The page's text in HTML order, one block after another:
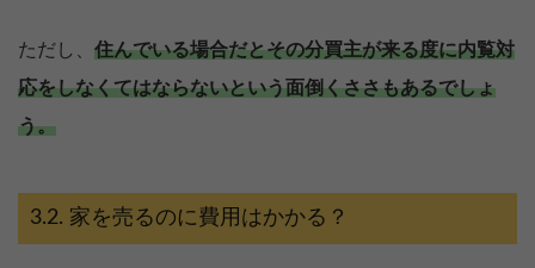
ただし、 住んでいる場合だとその分買主が来る度に内覧対
応をしなくてはならないという面倒くささもあるでしょ
う。
家を売るのに費用はかかる？